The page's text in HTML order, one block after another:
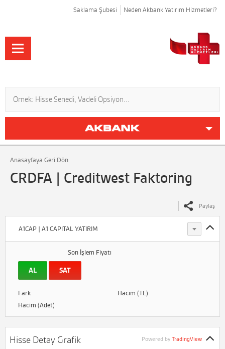
Saklama Şubesi Neden Akbank Yatırım Hizmetleri?
Anasayfaya Geri Dön
CRDFA | Creditwest Faktoring
Paylaş
A1CAP | A1 CAPITAL YATIRIM
Son İşlem Fiyatı
AL SAT
Fark
Hacim (TL)
Hacim (Adet)
Hisse Detay Grafik Powered by TradingView